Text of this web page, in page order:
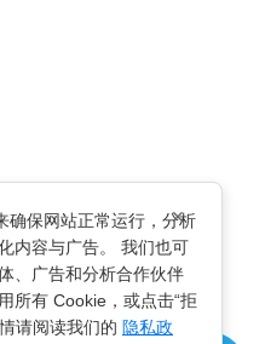
×
确保网站正常运行，分析
内容与广告。 我们也可
、广告和分析合作伙伴
所有 Cookie，或点击“拒
请阅读我们的 隐私政